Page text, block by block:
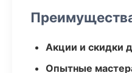
Акции и скидки
Опытные